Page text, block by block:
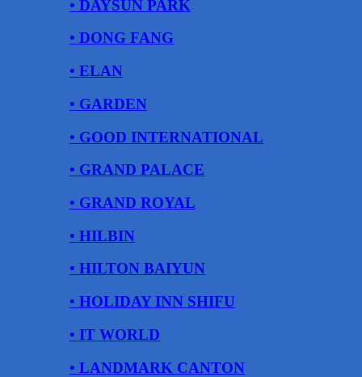
• DAYSUN PARK
• DONG FANG
• ELAN
• GARDEN
• GOOD INTERNATIONAL
• GRAND PALACE
• GRAND ROYAL
• HILBIN
• HILTON BAIYUN
• HOLIDAY INN SHIFU
• IT WORLD
• LANDMARK CANTON